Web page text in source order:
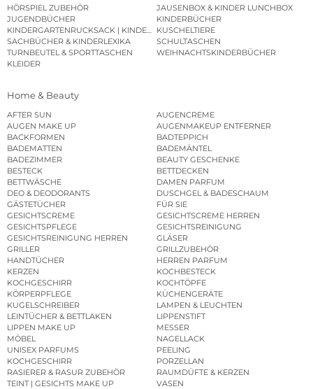
HÖRSPIEL ZUBEHÖR
JAUSENBOX & KINDER LUNCHBOX
JUGENDBÜCHER
KINDERBÜCHER
KINDERGARTENRUCKSACK | KINDERGARTENBEUTEL
KUSCHELTIERE
SACHBÜCHER & KINDERLEXIKA
SCHULTASCHEN
TURNBEUTEL & SPORTTASCHEN
WEIHNACHTSKINDERBÜCHER
KLEIDER
Home & Beauty
AFTER SUN
AUGENCREME
AUGEN MAKE UP
AUGENMAKEUP ENTFERNER
BACKFORMEN
BADTEPPICH
BADEMATTEN
BADEMÄNTEL
BADEZIMMER
BEAUTY GESCHENKE
BESTECK
BETTDECKEN
BETTWÄSCHE
DAMEN PARFUM
DEO & DEODORANTS
DUSCHGEL & BADESCHAUM
GÄSTETÜCHER
FÜR SIE
GESICHTSCREME
GESICHTSCREME HERREN
GESICHTSPFLEGE
GESICHTSREINIGUNG
GESICHTSREINIGUNG HERREN
GLÄSER
GRILLER
GRILLZUBEHÖR
HANDTÜCHER
HERREN PARFUM
KERZEN
KOCHBESTECK
KOCHGESCHIRR
KOCHTÖPFE
KÖRPERPFLEGE
KÜCHENGERÄTE
KUGELSCHREIBER
LAMPEN & LEUCHTEN
LEINTÜCHER & BETTLAKEN
LIPPENSTIFT
LIPPEN MAKE UP
MESSER
MÖBEL
NAGELLACK
UNISEX PARFUMS
PEELING
KOCHGESCHIRR
PORZELLAN
RASIERER & RASUR ZUBEHÖR
RAUMDÜFTE & KERZEN
TEINT | GESICHTS MAKE UP
VASEN